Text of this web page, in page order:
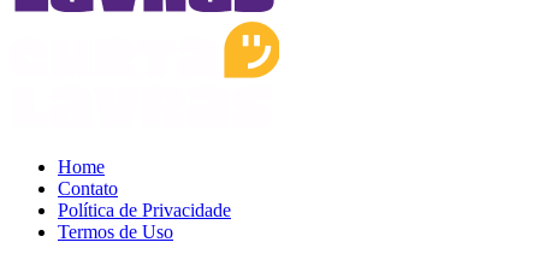
Home
Contato
Política de Privacidade
Termos de Uso